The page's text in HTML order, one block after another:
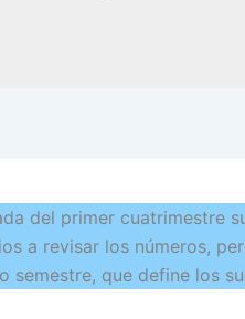
del primer cuatrimestre
a revisar los números,
semestre, que define los